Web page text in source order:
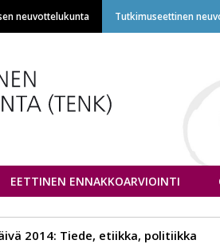
neuvottelukunta Tutkimuseettinen
EETTINEN ENNAKKOARVIOINTI
2014: Tiede, etiikka, politiikka